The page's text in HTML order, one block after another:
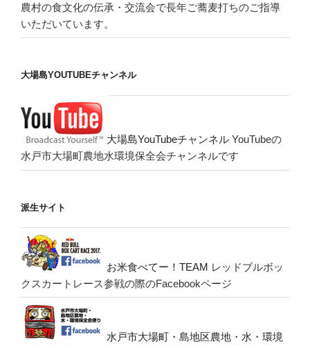
農村の食文化の伝承・交流会で長年ご蕎麦打ちのご指導
いただいています。
大場島YOUTUBEチャンネル
大場島YouTubeチャンネル YouTubeの
水戸市大場町農地水環境保全会チャンネルです
派生サイト
お米食べてー！TEAM レッドブルボッ
クスカートレース参戦の際のFacebookページ
水戸市大場町・島地区農地・水・環境